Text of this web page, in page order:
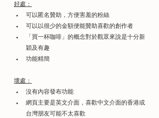
好處：
可以匿名贊助，方便害羞的粉絲
可以以很少的金額便能贊助喜歡的創作者
「買一杯咖啡」的概念對於觀眾來說是十分新
穎及有趣
功能精簡
壞處：
沒有內容發布功能
網頁主要是英文介面，喜歡中文介面的香港或
台灣朋友可能不太喜歡